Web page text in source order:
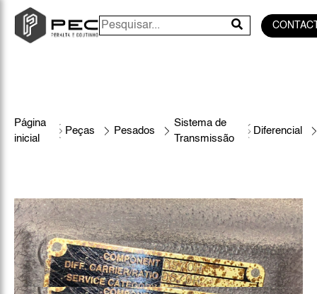
Página
inicial
Peças Pesados
Sistema de
Transmissão
Diferencial